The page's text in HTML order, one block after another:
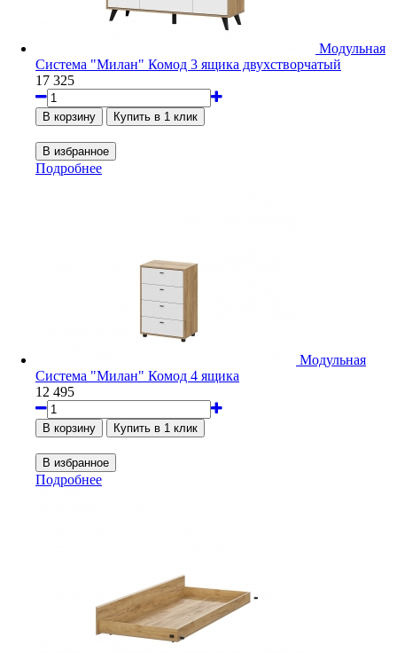
Модульная
Система "Милан" Комод 3 ящика двухстворчатый
17 325
Подробнее
Модульная
Система "Милан" Комод 4 ящика
12 495
Подробнее